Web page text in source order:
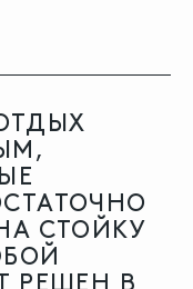
СТОЙКУ
РЕШЕН В